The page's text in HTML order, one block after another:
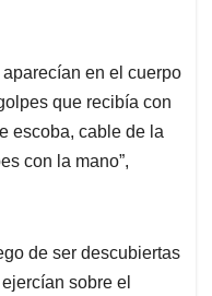
en el cuerpo
que recibía con
escoba, cable de la
con la mano”,
de ser descubiertas
sobre el